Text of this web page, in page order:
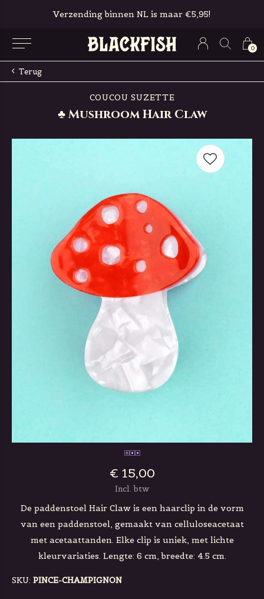
0
Verzending binnen NL is maar €5,95!
Terug
COUCOU SUZETTE
♣ Mushroom Hair Claw
€ 15,00
Incl. btw
De paddenstoel Hair Claw is een haarclip in de vorm
van een paddenstoel, gemaakt van celluloseacetaat
met acetaattanden. Elke clip is uniek, met lichte
kleurvariaties. Lengte: 6 cm, breedte: 4.5 cm.
SKU: PINCE-CHAMPIGNON